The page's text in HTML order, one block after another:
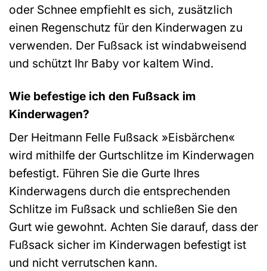
oder Schnee empfiehlt es sich, zusätzlich
einen Regenschutz für den Kinderwagen zu
verwenden. Der Fußsack ist windabweisend
und schützt Ihr Baby vor kaltem Wind.
Wie befestige ich den Fußsack im
Kinderwagen?
Der Heitmann Felle Fußsack »Eisbärchen«
wird mithilfe der Gurtschlitze im Kinderwagen
befestigt. Führen Sie die Gurte Ihres
Kinderwagens durch die entsprechenden
Schlitze im Fußsack und schließen Sie den
Gurt wie gewohnt. Achten Sie darauf, dass der
Fußsack sicher im Kinderwagen befestigt ist
und nicht verrutschen kann.